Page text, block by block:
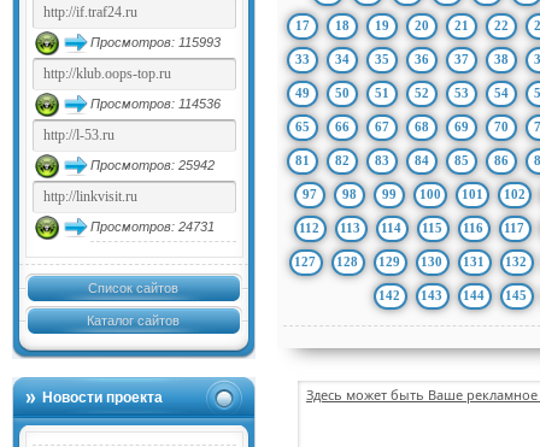
Просмотров: 115993
Просмотров: 114536
Просмотров: 25942
Просмотров: 24731
Список сайтов
Каталог сайтов
Новости проекта
17 18 19 20 21 22
33 34 35 36 37 38
49 50 51 52 53 54
65 66 67 68 69 70
81 82 83 84 85 86
97 98 99 100 101 102
112 113 114 115 116 117
127 128 129 130 131 132
142 143 144 145
Здесь может быть Ваше